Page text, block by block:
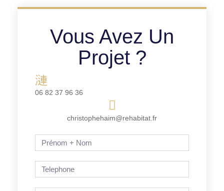
Vous Avez Un
Projet ?
06 82 37 96 36
christophehaim@rehabitat.fr